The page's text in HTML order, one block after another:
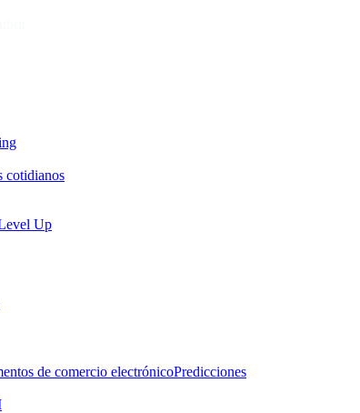
cotidianos
Up
de comercio electrónicoPredicciones